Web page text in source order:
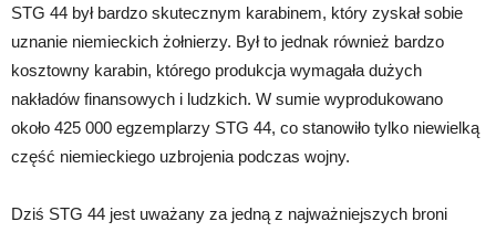
STG 44 był bardzo skutecznym karabinem, który zyskał sobie
uznanie niemieckich żołnierzy. Był to jednak również bardzo
kosztowny karabin, którego produkcja wymagała dużych
nakładów finansowych i ludzkich. W sumie wyprodukowano
około 425 000 egzemplarzy STG 44, co stanowiło tylko niewielką
część niemieckiego uzbrojenia podczas wojny.
Dziś STG 44 jest uważany za jedną z najważniejszych broni